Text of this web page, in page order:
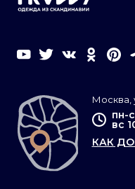
Москва,
пн-
вс
КАК